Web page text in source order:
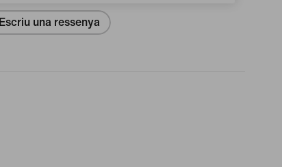
Escriu una ressenya